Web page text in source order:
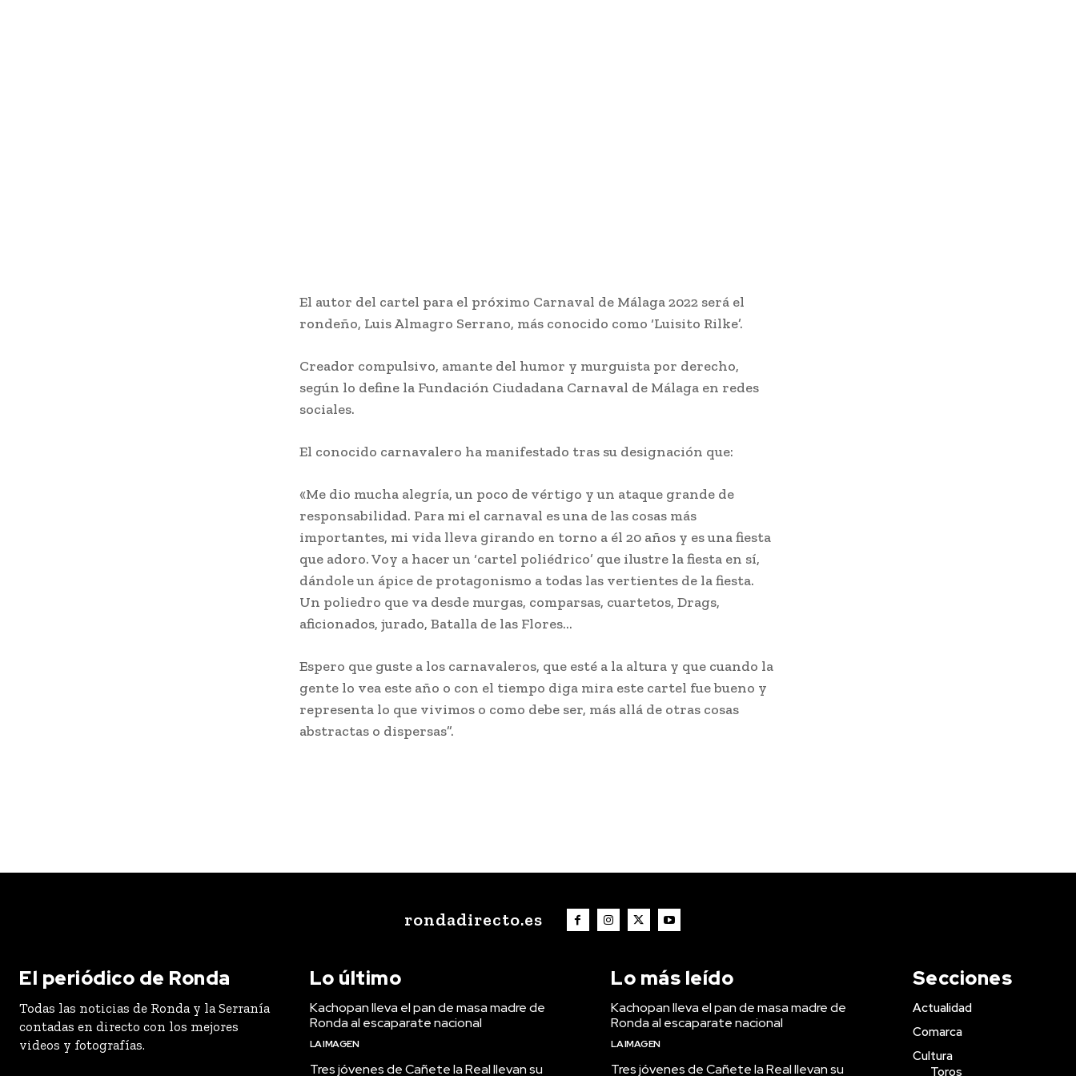
El autor del cartel para el próximo Carnaval de Málaga 2022 será el
rondeño, Luis Almagro Serrano, más conocido como ‘Luisito Rilke’.
Creador compulsivo, amante del humor y murguista por derecho,
según lo define la Fundación Ciudadana Carnaval de Málaga en redes
sociales.
El conocido carnavalero ha manifestado tras su designación que:
«Me dio mucha alegría, un poco de vértigo y un ataque grande de
responsabilidad. Para mi el carnaval es una de las cosas más
importantes, mi vida lleva girando en torno a él 20 años y es una fiesta
que adoro. Voy a hacer un ‘cartel poliédrico’ que ilustre la fiesta en sí,
dándole un ápice de protagonismo a todas las vertientes de la fiesta.
Un poliedro que va desde murgas, comparsas, cuartetos, Drags,
aficionados, jurado, Batalla de las Flores…
Espero que guste a los carnavaleros, que esté a la altura y que cuando la
gente lo vea este año o con el tiempo diga mira este cartel fue bueno y
representa lo que vivimos o como debe ser, más allá de otras cosas
abstractas o dispersas”.
rondadirecto.es
El periódico de Ronda
Todas las noticias de Ronda y la Serranía
contadas en directo con los mejores
videos y fotografías.
Lo último
Kachopan lleva el pan de masa madre de
Ronda al escaparate nacional
LA IMAGEN
Tres jóvenes de Cañete la Real llevan su
Lo más leído
Kachopan lleva el pan de masa madre de
Ronda al escaparate nacional
LA IMAGEN
Tres jóvenes de Cañete la Real llevan su
Secciones
Actualidad
Comarca
Cultura
Toros